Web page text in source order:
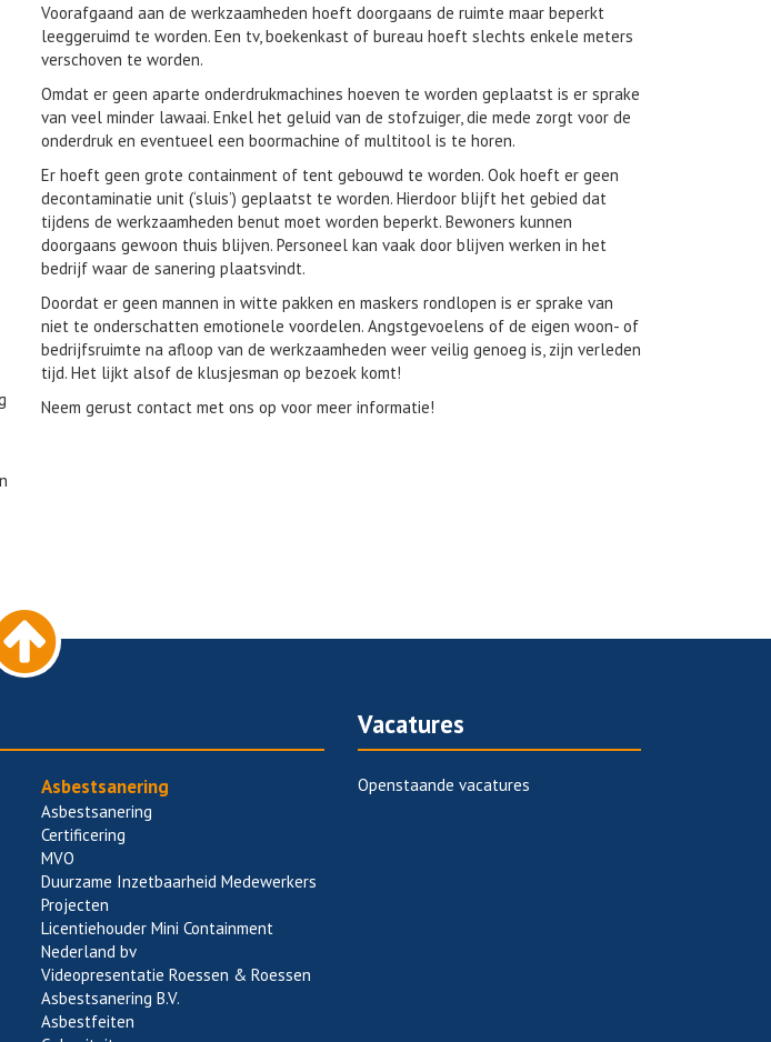
Voorafgaand aan de werkzaamheden hoeft doorgaans de ruimte maar beperkt
leeggeruimd te worden. Een tv, boekenkast of bureau hoeft slechts enkele meters
verschoven te worden.
Omdat er geen aparte onderdrukmachines hoeven te worden geplaatst is er sprake
van veel minder lawaai. Enkel het geluid van de stofzuiger, die mede zorgt voor de
onderdruk en eventueel een boormachine of multitool is te horen.
Er hoeft geen grote containment of tent gebouwd te worden. Ook hoeft er geen
decontaminatie unit (‘sluis’) geplaatst te worden. Hierdoor blijft het gebied dat
tijdens de werkzaamheden benut moet worden beperkt. Bewoners kunnen
doorgaans gewoon thuis blijven. Personeel kan vaak door blijven werken in het
bedrijf waar de sanering plaatsvindt.
Doordat er geen mannen in witte pakken en maskers rondlopen is er sprake van
niet te onderschatten emotionele voordelen. Angstgevoelens of de eigen woon- of
bedrijfsruimte na afloop van de werkzaamheden weer veilig genoeg is, zijn verleden
tijd. Het lijkt alsof de klusjesman op bezoek komt!
Neem gerust contact met ons op voor meer informatie!
Asbestsanering
Asbestsanering
Certificering
MVO
Duurzame Inzetbaarheid Medewerkers
Projecten
Licentiehouder Mini Containment
Nederland bv
Videopresentatie Roessen & Roessen
Asbestsanering B.V.
Asbestfeiten
Vacatures
Openstaande vacatures